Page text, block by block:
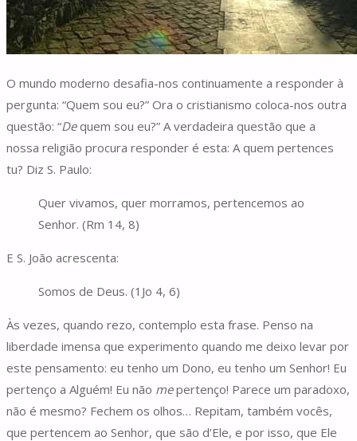
O mundo moderno desafia-nos continuamente a responder à
pergunta: “Quem sou eu?” Ora o cristianismo coloca-nos outra
questão: “Dequem sou eu?” A verdadeira questão que a
nossa religião procura responder é esta: A quem pertences
tu? Diz S. Paulo:
Quer vivamos, quer morramos, pertencemos ao
Senhor. (Rm 14, 8)
E S. João acrescenta:
Somos de Deus. (1Jo 4, 6)
Às vezes, quando rezo, contemplo esta frase. Penso na
liberdade imensa que experimento quando me deixo levar por
este pensamento: eu tenho um Dono, eu tenho um Senhor! Eu
pertenço a Alguém! Eu não mepertenço! Parece um paradoxo,
não é mesmo? Fechem os olhos… Repitam, também vocês,
que pertencem ao Senhor, que são d’Ele, e por isso, que Ele